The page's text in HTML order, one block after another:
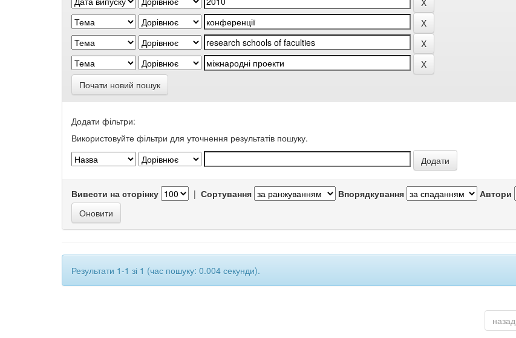
Почати новий пошук
Додати фільтри:
Використовуйте фільтри для уточнення результатів пошуку.
Вивести на сторінку | Сортування Впорядкування Автори
Результати 1-1 зі 1 (час пошуку: 0.004 секунди).
назад